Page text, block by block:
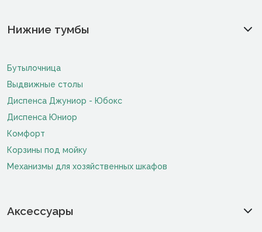
Нижние тумбы
Бутылочница
Выдвижные столы
Диспенса Джуниор - Юбокс
Диспенса Юниор
Комфорт
Корзины под мойку
Механизмы для хозяйственных шкафов
Аксессуары